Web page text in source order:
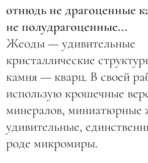
отнюдь не драгоценные
не полудрагоценные...
Жеоды — удивительные
кристаллические
камня — кварц. В своей
использую крошечные
минералов, миниатюрные
удивительные,
роде микромиры.